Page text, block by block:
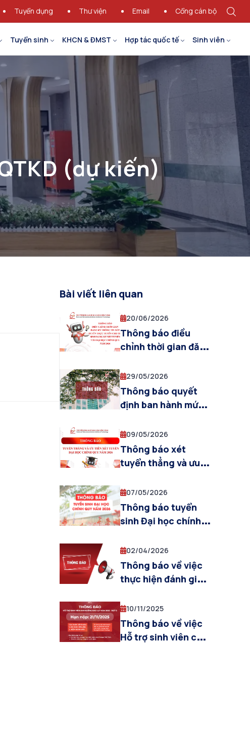
Tuyển dụng Thư viện Email Cổng cán bộ
Tuyển sinh KHCN & ĐMST Hợp tác quốc tế Sinh viên
(dự kiến)
Bài viết liên quan
20/06/2026
Thông báo điều
chỉnh thời gian đăng
tuyển trực tuyến
cho thí sinh đăng ký
xét tuyển vào Đại
2026
29/05/2026
Thông báo quyết
định ban hành mức
2026-2027
09/05/2026
Thông báo xét
tuyển thẳng và ưu
Đại học hệ Chính
quy năm 2026
07/05/2026
Thông báo tuyển
sinh Đại học chính
02/04/2026
Thông báo về việc
thực hiện đánh giá
sinh viên học kỳ I,
năm học 2025-2026
trên hệ thống PTIT
10/11/2025
Thông báo về việc
Hỗ trợ sinh viên chịu